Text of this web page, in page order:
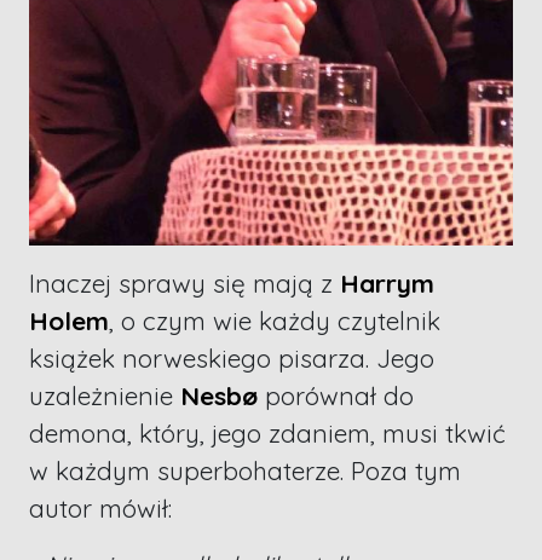
Inaczej sprawy się mają z Harrym
Holem , o czym wie każdy czytelnik
książek norweskiego pisarza. Jego
uzależnienie Nesbø porównał do
demona, który, jego zdaniem, musi tkwić
w każdym superbohaterze. Poza tym
autor mówił: